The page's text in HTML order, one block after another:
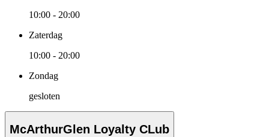
10:00 - 20:00
Zaterdag
10:00 - 20:00
Zondag
gesloten
McArthurGlen Loyalty CLub